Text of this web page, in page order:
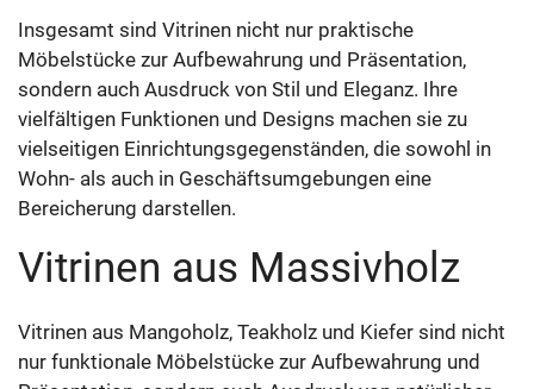
Insgesamt sind Vitrinen nicht nur praktische
Möbelstücke zur Aufbewahrung und Präsentation,
sondern auch Ausdruck von Stil und Eleganz. Ihre
vielfältigen Funktionen und Designs machen sie zu
vielseitigen Einrichtungsgegenständen, die sowohl in
Wohn- als auch in Geschäftsumgebungen eine
Bereicherung darstellen.
Vitrinen aus Massivholz
Vitrinen aus Mangoholz, Teakholz und Kiefer sind nicht
nur funktionale Möbelstücke zur Aufbewahrung und